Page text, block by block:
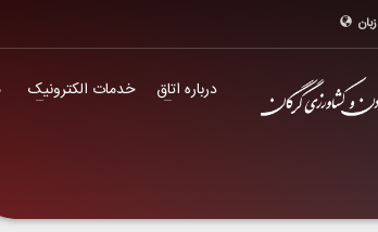
زبان
درباره اتاق خدمات الکترونیک